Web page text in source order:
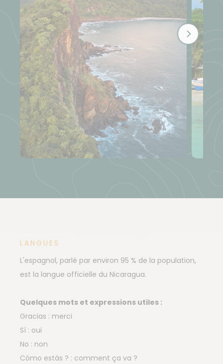
LANGUES
L'espagnol, parlé par environ 95 % de la population,
est la langue officielle du Nicaragua.
Quelques mots et expressions utiles :
Gracias : merci
Sí : oui
No : non
Cómo estás ? : comment ça va ?